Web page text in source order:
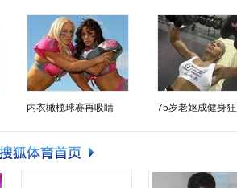
内衣橄榄球赛再吸睛 75岁老妪成健身狂